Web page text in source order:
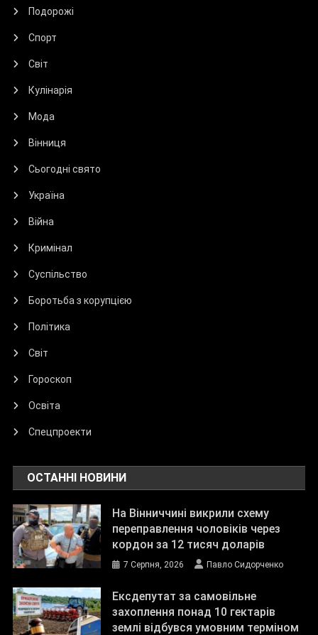
Подорожі
Спорт
Світ
Кулінарія
Мода
Вінниця
Сьогодні свято
Україна
Війна
Кримінал
Суспільство
Боротьба з корупцією
Політика
Світ
Гороскоп
Освіта
Спецпроекти
ОСТАННІ НОВИНИ
На Вінниччині викрили схему
переправлення чоловіків через
кордон за 12 тисяч доларів
7 Серпня, 2026 Павло Сидорченко
Ексдепутат за самовільне
захоплення понад 10 гектарів
землі відбувся умовним терміном